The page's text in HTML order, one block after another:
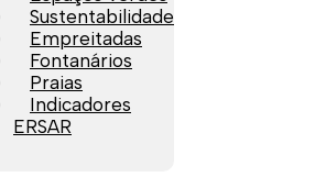
Sustentabilidade
Empreitadas
Fontanários
Praias
Indicadores
ERSAR